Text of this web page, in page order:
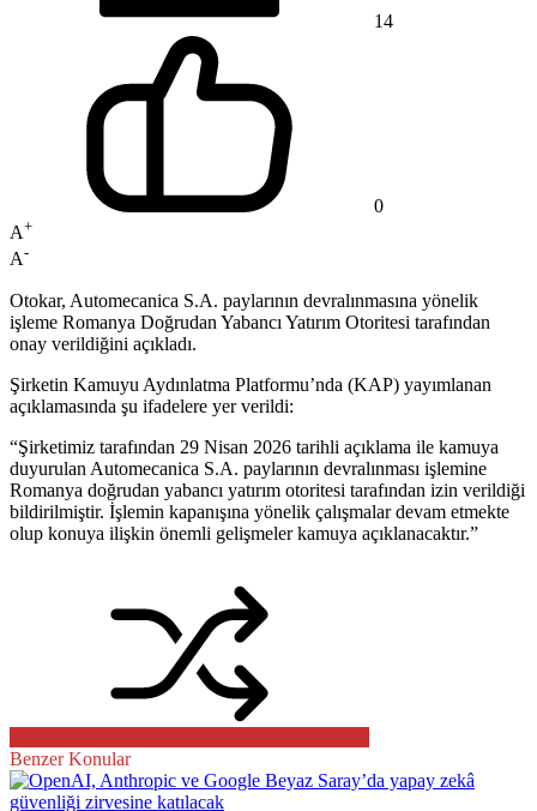
14
0
A+
A-
Otokar, Automecanica S.A. paylarının devralınmasına yönelik
işleme Romanya Doğrudan Yabancı Yatırım Otoritesi tarafından
onay verildiğini açıkladı.
Şirketin Kamuyu Aydınlatma Platformu’nda (KAP) yayımlanan
açıklamasında şu ifadelere yer verildi:
“Şirketimiz tarafından 29 Nisan 2026 tarihli açıklama ile kamuya
duyurulan Automecanica S.A. paylarının devralınması işlemine
Romanya doğrudan yabancı yatırım otoritesi tarafından izin verildiği
bildirilmiştir. İşlemin kapanışına yönelik çalışmalar devam etmekte
olup konuya ilişkin önemli gelişmeler kamuya açıklanacaktır.”
Benzer Konular